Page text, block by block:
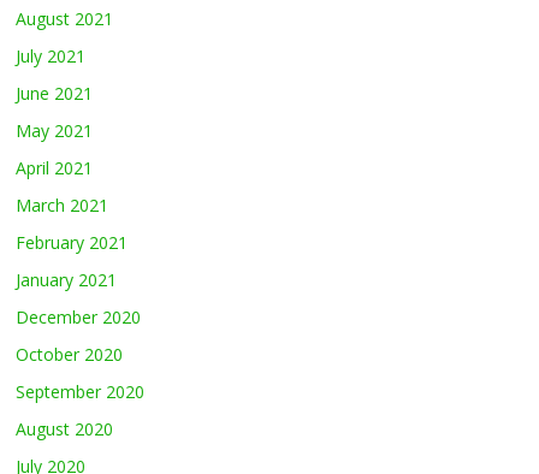
August 2021
July 2021
June 2021
May 2021
April 2021
March 2021
February 2021
January 2021
December 2020
October 2020
September 2020
August 2020
July 2020